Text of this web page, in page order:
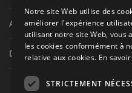
Autres séries nationales
Divers
Notre site Web utilise des
améliorer l'expérience
utilisant notre site Web, vous
les cookies conformément à
relative aux cookies. En
STRICTEMENT